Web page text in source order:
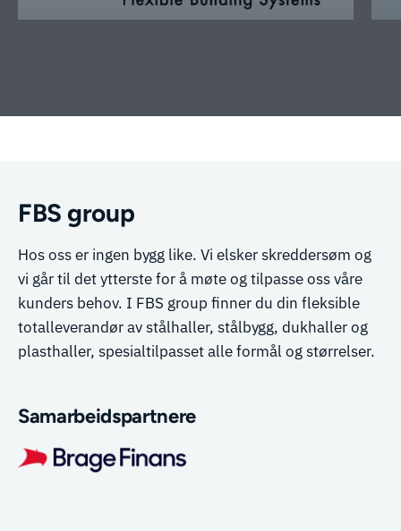
komplett bygg i Hole
FBS group
Hos oss er ingen bygg like. Vi elsker skreddersøm og
vi går til det ytterste for å møte og tilpasse oss våre
kunders behov. I FBS group finner du din fleksible
totalleverandør av stålhaller, stålbygg, dukhaller og
plasthaller, spesialtilpasset alle formål og størrelser.
Samarbeidspartnere